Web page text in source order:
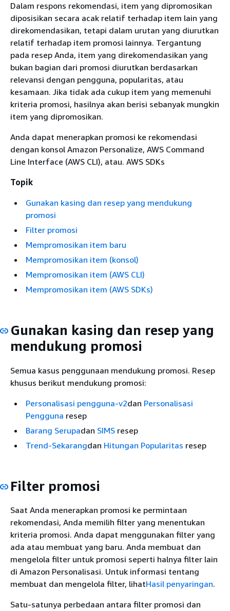
Dalam respons rekomendasi, item yang dipromosikan
diposisikan secara acak relatif terhadap item lain yang
direkomendasikan, tetapi dalam urutan yang diurutkan
relatif terhadap item promosi lainnya. Tergantung
pada resep Anda, item yang direkomendasikan yang
bukan bagian dari promosi diurutkan berdasarkan
relevansi dengan pengguna, popularitas, atau
kesamaan. Jika tidak ada cukup item yang memenuhi
kriteria promosi, hasilnya akan berisi sebanyak mungkin
item yang dipromosikan.
Anda dapat menerapkan promosi ke rekomendasi
dengan konsol Amazon Personalize, AWS Command
Line Interface (AWS CLI), atau. AWS SDKs
Topik
Gunakan kasing dan resep yang mendukung
promosi
Filter promosi
Mempromosikan item baru
Mempromosikan item (konsol)
Mempromosikan item (AWS CLI)
Mempromosikan item (AWS SDKs)
Gunakan kasing dan resep yang
mendukung promosi
Semua kasus penggunaan mendukung promosi. Resep
khusus berikut mendukung promosi:
Personalisasi pengguna-v2dan Personalisasi
Pengguna resep
Barang Serupadan SIMS resep
Trend-Sekarangdan Hitungan Popularitas resep
Filter promosi
Saat Anda menerapkan promosi ke permintaan
rekomendasi, Anda memilih filter yang menentukan
kriteria promosi. Anda dapat menggunakan filter yang
ada atau membuat yang baru. Anda membuat dan
mengelola filter untuk promosi seperti halnya filter lain
di Amazon Personalisasi. Untuk informasi tentang
membuat dan mengelola filter, lihatHasil penyaringan.
Satu-satunya perbedaan antara filter promosi dan